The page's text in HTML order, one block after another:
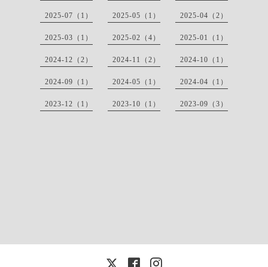
2025-07（1） 2025-05（1） 2025-04（2）
2025-03（1） 2025-02（4） 2025-01（1）
2024-12（2） 2024-11（2） 2024-10（1）
2024-09（1） 2024-05（1） 2024-04（1）
2023-12（1） 2023-10（1） 2023-09（3）